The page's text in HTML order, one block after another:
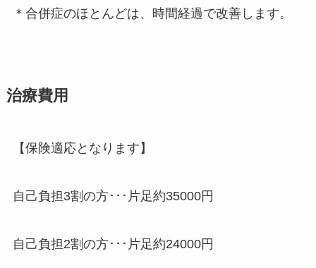
＊合併症のほとんどは、時間経過で改善します。
治療費用
【保険適応となります】
自己負担3割の方･･･片足約35000円
自己負担2割の方･･･片足約24000円